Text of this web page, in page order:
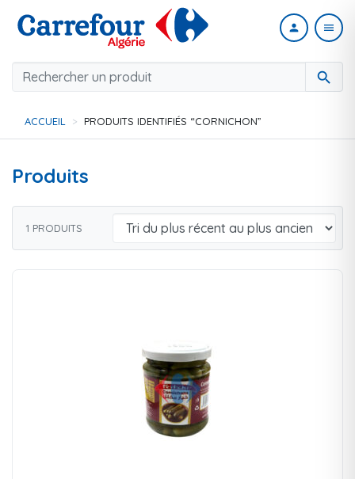
search
person menu
ACCUEIL PRODUITS IDENTIFIÉS “CORNICHON”
Produits
1 PRODUITS